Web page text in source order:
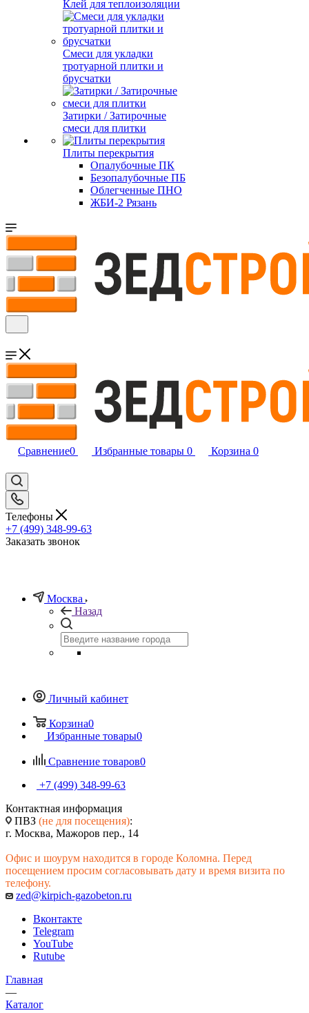
Клей для теплоизоляции
Смеси для укладки
тротуарной плитки и
брусчатки
Затирки / Затирочные
смеси для плитки
Плиты перекрытия
Опалубочные ПК
Безопалубочные ПБ
Облегченные ПНО
ЖБИ-2 Рязань
Сравнение0 Избранные товары 0 Корзина 0
Телефоны
+7 (499) 348-99-63
Заказать звонок
Москва
Назад
Личный кабинет
Корзина0
Избранные товары0
Сравнение товаров0
+7 (499) 348-99-63
Контактная информация
ПВЗ (не для посещения):
г. Москва, Мажоров пер., 14
Офис и шоурум находится в городе Коломна. Перед
посещением просим согласовывать дату и время визита по
телефону.
zed@kirpich-gazobeton.ru
Вконтакте
Telegram
YouTube
Rutube
Главная
—
Каталог